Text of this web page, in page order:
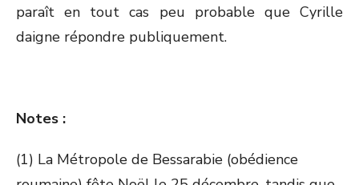
paraît en tout cas peu probable que Cyrille
daigne répondre publiquement.
Notes :
(1) La Métropole de Bessarabie (obédience